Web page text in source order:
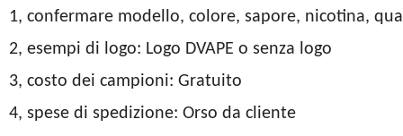
1, confermare modello, colore, sapore, nicotina,
2, esempi di logo: Logo DVAPE o senza logo
3, costo dei campioni: Gratuito
4, spese di spedizione: Orso da cliente